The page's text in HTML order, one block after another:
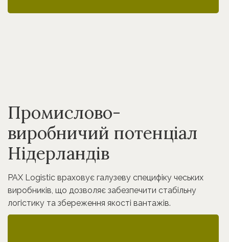
Промислово-
виробничий потенціал
Нідерландів
PAX Logistic враховує галузеву специфіку чеських
виробників, що дозволяє забезпечити стабільну
логістику та збереження якості вантажів.